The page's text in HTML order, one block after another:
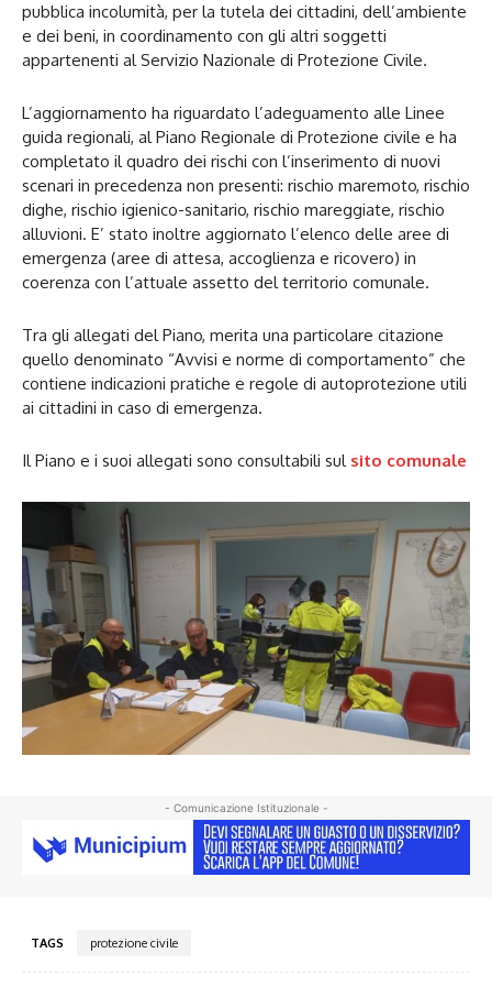
pubblica incolumità, per la tutela dei cittadini, dell’ambiente
e dei beni, in coordinamento con gli altri soggetti
appartenenti al Servizio Nazionale di Protezione Civile.
L’aggiornamento ha riguardato l’adeguamento alle Linee
guida regionali, al Piano Regionale di Protezione civile e ha
completato il quadro dei rischi con l’inserimento di nuovi
scenari in precedenza non presenti: rischio maremoto, rischio
dighe, rischio igienico-sanitario, rischio mareggiate, rischio
alluvioni. E’ stato inoltre aggiornato l’elenco delle aree di
emergenza (aree di attesa, accoglienza e ricovero) in
coerenza con l’attuale assetto del territorio comunale.
Tra gli allegati del Piano, merita una particolare citazione
quello denominato “Avvisi e norme di comportamento” che
contiene indicazioni pratiche e regole di autoprotezione utili
ai cittadini in caso di emergenza.
Il Piano e i suoi allegati sono consultabili sul sito comunale
- Comunicazione Istituzionale -
TAGS protezione civile